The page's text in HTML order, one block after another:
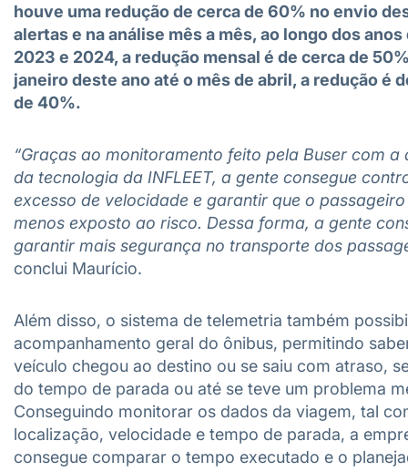
houve uma redução de cerca de 60% no envio
alertas e na análise mês a mês, ao longo dos anos
2023 e 2024, a redução mensal é de cerca de
janeiro deste ano até o mês de abril, a redução é
de 40%.
“Graças ao monitoramento feito pela Buser com a
da tecnologia da INFLEET, a gente consegue
excesso de velocidade e garantir que o
menos exposto ao risco. Dessa forma, a gente
garantir mais segurança no transporte dos
conclui Maurício.
Além disso, o sistema de telemetria também
acompanhamento geral do ônibus, permitindo
veículo chegou ao destino ou se saiu com atraso,
do tempo de parada ou até se teve um problema
Conseguindo monitorar os dados da viagem, tal
localização, velocidade e tempo de parada, a
consegue comparar o tempo executado e o